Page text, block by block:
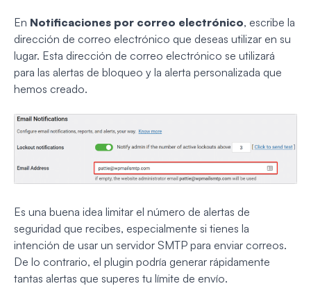
En Notificaciones por correo electrónico, escribe la
dirección de correo electrónico que deseas utilizar en su
lugar. Esta dirección de correo electrónico se utilizará
para las alertas de bloqueo y la alerta personalizada que
hemos creado.
Es una buena idea limitar el número de alertas de
seguridad que recibes, especialmente si tienes la
intención de usar un servidor SMTP para enviar correos.
De lo contrario, el plugin podría generar rápidamente
tantas alertas que superes tu límite de envío.